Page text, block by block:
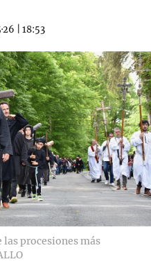
18:53
las procesiones más